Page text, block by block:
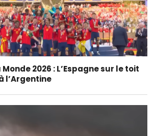
2026 : L’Espagne sur le toit
l’Argentine